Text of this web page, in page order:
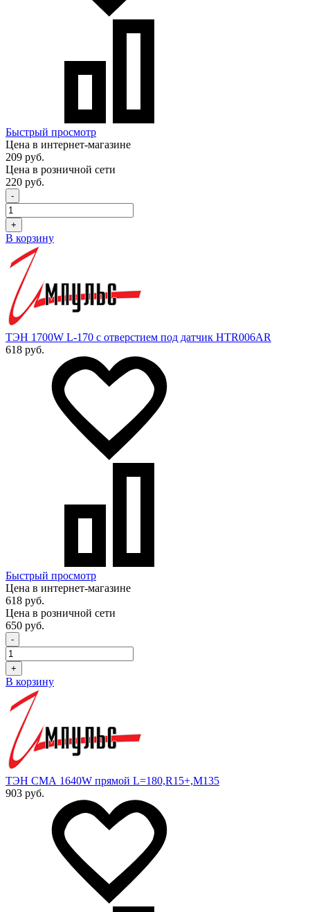
Быстрый просмотр
Цена в интернет-магазине
209 руб.
Цена в розничной сети
220 руб.
-
+
В корзину
ТЭН 1700W L-170 с отверстием под датчик HTR006AR
618 руб.
Быстрый просмотр
Цена в интернет-магазине
618 руб.
Цена в розничной сети
650 руб.
-
+
В корзину
ТЭН СМА 1640W прямой L=180,R15+,М135
903 руб.